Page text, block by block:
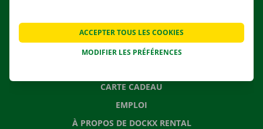
CONTACTEZ NOUS
QUESTIONS FRÉQUENTES
CARTE CADEAU
EMPLOI
À PROPOS DE DOCKX RENTAL
MODIFIER LES PRÉFÉRENCES
ACCEPTER TOUS LES COOKIES